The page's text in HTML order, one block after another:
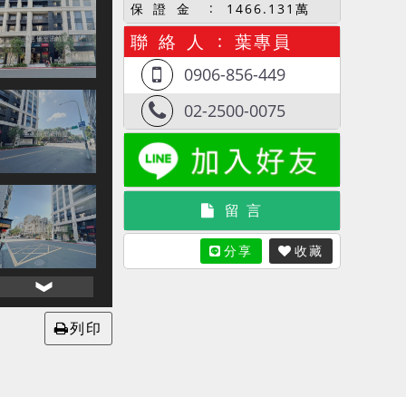
列印
保 證 金 1466.131萬
聯 絡 人 葉專員
0906-856-449
02-2500-0075
留 言
分享 收藏